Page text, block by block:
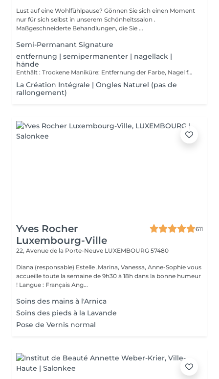
Lust auf eine Wohlfühlpause? Gönnen Sie sich einen Moment
nur für sich selbst in unserem Schönheitssalon .
Maßgeschneiderte Behandlungen, die Sie ...
Semi-Permanant Signature
entfernung | semipermanenter | nagellack |
hände
Enthält : Trockene Maniküre: Entfernung der Farbe, Nagel formen, Reinigung der Nagelhaut und zum Abschluss einer Massage der Hände am Ende der trockenen Maniküre und eventuell am Ende mit einem stärkenden Lack überziehen.
La Création Intégrale | Ongles Naturel (pas de
rallongement)
Yves Rocher
Luxembourg-Ville
611
22, Avenue de la Porte-Neuve LUXEMBOURG 57480
Diana (responsable) Estelle ,Marina, Vanessa, Anne-Sophie vous
accueille toute la semaine de 9h30 à 18h dans la bonne humeur
! Langue : Français Ang...
Soins des mains à l'Arnica
Soins des pieds à la Lavande
Pose de Vernis normal